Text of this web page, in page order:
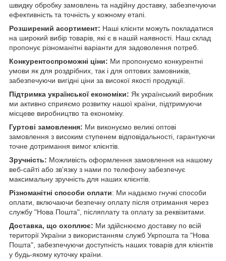
швидку обробку замовлень та надійну доставку, забезпечуючи
ефективність та точність у кожному етапі.
Розширений асортимент: Наші клієнти можуть покладатися
на широкий вибір товарів, які є в нашій наявності. Наш склад
пропонує різноманітні варіанти для задоволення потреб.
Конкурентоспроможні ціни: Ми пропонуємо конкурентні
умови як для роздрібних, так і для оптових замовників,
забезпечуючи вигідні ціни за високої якості продукції.
Підтримка української економіки: Як український виробник
ми активно сприяємо розвитку нашої країни, підтримуючи
місцеве виробництво та економіку.
Гуртові замовлення: Ми виконуємо великі оптові
замовлення з високим ступенем відповідальності, гарантуючи
точне дотримання вимог клієнтів.
Зручність: Можливість оформлення замовлення на нашому
веб-сайті або зв'язку з нами по телефону забезпечує
максимальну зручність для наших клієнтів.
Різноманітні способи оплати: Ми надаємо гнучкі способи
оплати, включаючи безпечну оплату після отримання через
службу "Нова Пошта", післяплату та оплату за реквізитами.
Доставка, що охоплює: Ми здійснюємо доставку по всій
території України з використанням служб Укрпошта та "Нова
Пошта", забезпечуючи доступність наших товарів для клієнтів
у будь-якому куточку країни.